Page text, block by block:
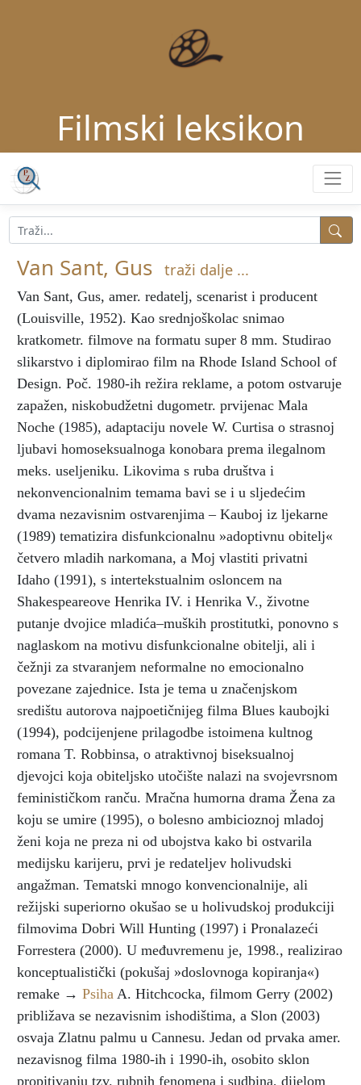
Filmski leksikon
Van Sant, Gus traži dalje ...
Van Sant, Gus, amer. redatelj, scenarist i producent
(Louisville, 1952). Kao srednjoškolac snimao
kratkometr. filmove na formatu super 8 mm. Studirao
slikarstvo i diplomirao film na Rhode Island School of
Design. Poč. 1980-ih režira reklame, a potom ostvaruje
zapažen, niskobudžetni dugometr. prvijenac Mala
Noche (1985), adaptaciju novele W. Curtisa o strasnoj
ljubavi homoseksualnoga konobara prema ilegalnom
meks. useljeniku. Likovima s ruba društva i
nekonvencionalnim temama bavi se i u sljedećim
dvama nezavisnim ostvarenjima – Kauboj iz ljekarne
(1989) tematizira disfunkcionalnu »adoptivnu obitelj«
četvero mladih narkomana, a Moj vlastiti privatni
Idaho (1991), s intertekstualnim osloncem na
Shakespeareove Henrika IV. i Henrika V., životne
putanje dvojice mladića–muških prostitutki, ponovno s
naglaskom na motivu disfunkcionalne obitelji, ali i
čežnji za stvaranjem neformalne no emocionalno
povezane zajednice. Ista je tema u značenjskom
središtu autorova najpoetičnijeg filma Blues kaubojki
(1994), podcijenjene prilagodbe istoimena kultnog
romana T. Robbinsa, o atraktivnoj biseksualnoj
djevojci koja obiteljsko utočište nalazi na svojevrsnom
feminističkom ranču. Mračna humorna drama Žena za
koju se umire (1995), o bolesno ambicioznoj mladoj
ženi koja ne preza ni od ubojstva kako bi ostvarila
medijsku karijeru, prvi je redateljev holivudski
angažman. Tematski mnogo konvencionalnije, ali
režijski superiorno okušao se u holivudskoj produkciji
filmovima Dobri Will Hunting (1997) i Pronalazeći
Forrestera (2000). U međuvremenu je, 1998., realizirao
konceptualistički (pokušaj »doslovnoga kopiranja«)
remake → Psiha A. Hitchcocka, filmom Gerry (2002)
približava se nezavisnim ishodištima, a Slon (2003)
osvaja Zlatnu palmu u Cannesu. Jedan od prvaka amer.
nezavisnog filma 1980-ih i 1990-ih, osobito sklon
propitivanju tzv. rubnih fenomena i sudbina, dijelom